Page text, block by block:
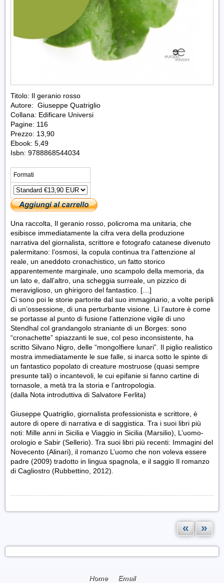
Titolo: Il geranio rosso
Autore: Giuseppe Quatriglio
Collana: Edificare Universi
Pagine: 116
Prezzo: 13,90
Ebook: 5,49
Isbn: 9788868544034
Formati
Una raccolta, Il geranio rosso, policroma ma unitaria, che
esibisce immediatamente la cifra vera della produzione
narrativa del giornalista, scrittore e fotografo catanese divenuto
palermitano: l’osmosi, la copula continua tra l’attenzione al
reale, un aneddoto cronachistico, un fatto storico
apparentemente marginale, uno scampolo della memoria, da
un lato e, dall’altro, una scheggia surreale, un pizzico di
meraviglioso, un ghirigoro del fantastico. […]
Ci sono poi le storie partorite dal suo immaginario, a volte peripli
di un’ossessione, di una perturbante visione. Lì l’autore è come
se portasse al punto di fusione l’attenzione vigile di uno
Stendhal col grandangolo straniante di un Borges: sono
“cronachette” spiazzanti le sue, col peso inconsistente, ha
scritto Silvano Nigro, delle “mongolfiere lunari”. Il piglio realistico
mostra immediatamente le sue falle, si inarca sotto le spinte di
un fantastico popolato di creature mostruose (quasi sempre
presunte tali) o incantevoli, le cui epifanie si fanno cartine di
tornasole, a metà tra la storia e l’antropologia.
(dalla Nota introduttiva di Salvatore Ferlita)
Giuseppe Quatriglio, giornalista professionista e scrittore, è
autore di opere di narrativa e di saggistica. Tra i suoi libri più
noti: Mille anni in Sicilia e Viaggio in Sicilia (Marsilio), L’uomo-
orologio e Sabir (Sellerio). Tra suoi libri più recenti: Immagini del
Novecento (Alinari), il romanzo L’uomo che non voleva essere
padre (2009) tradotto in lingua spagnola, e il saggio Il romanzo
di Cagliostro (Rubbettino, 2012).
« »
Home Email